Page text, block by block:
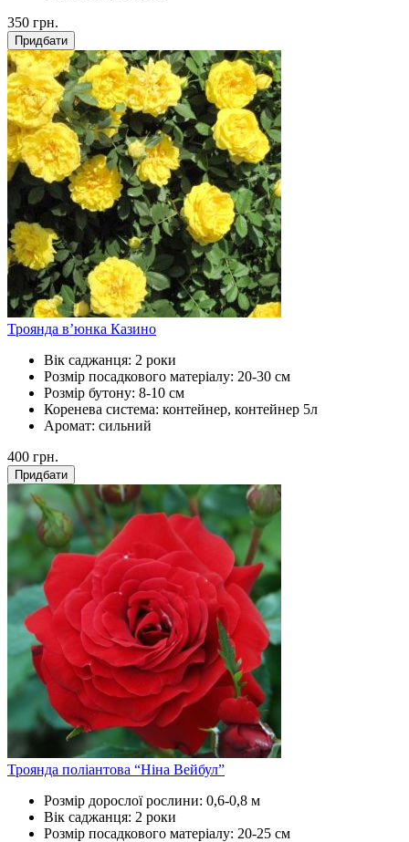
350 грн.
Придбати
Троянда в’юнка Казино
Вік саджанця: 2 роки
Розмір посадкового матеріалу: 20-30 см
Розмір бутону: 8-10 см
Коренева система: контейнер, контейнер 5л
Аромат: сильний
400 грн.
Придбати
Троянда поліантова “Ніна Вейбул”
Розмір дорослої рослини: 0,6-0,8 м
Вік саджанця: 2 роки
Розмір посадкового матеріалу: 20-25 см